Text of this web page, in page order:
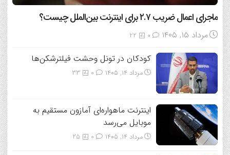
ماجرای اعمال ضریب ۲.۷ برای اینترنت بین‌الملل چیست؟
مرداد ۱۵, ۱۴۰۵ 22
کودکان در تونل وحشت فیلترشکن‌ها
مرداد ۱۴, ۱۴۰۵ 33
اینترنت ماهواره‌ای آمازون مستقیم به
موبایل می‌رسد
مرداد ۱۴, ۱۴۰۵ 25